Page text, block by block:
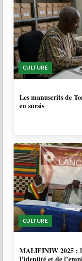
CULTURE
Les manuscrits de
en sursis
CULTURE
MALIFINIW 2025 :
l’identité et de